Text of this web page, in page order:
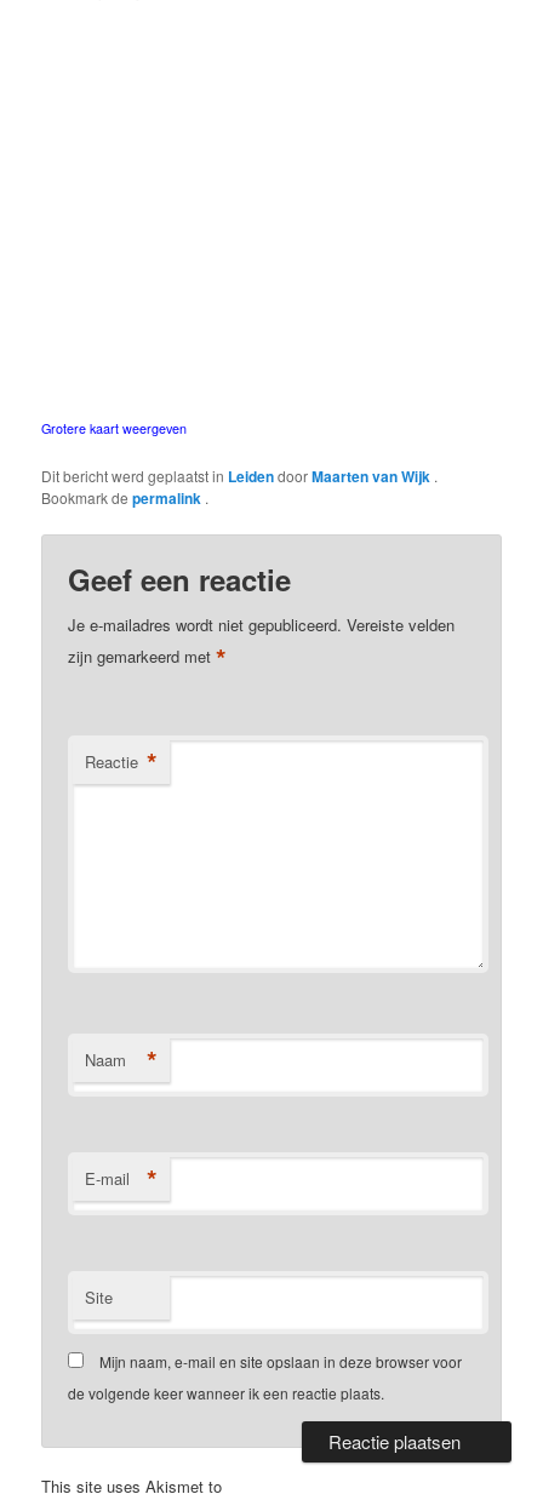
Grotere kaart weergeven
Dit bericht werd geplaatst in LeidendoorMaarten van Wijk .
Bookmark depermalink .
Geef een reactie
Je e-mailadres wordt niet gepubliceerd. Vereiste velden
zijn gemarkeerd met*
Reactie *
Naam *
E-mail *
Site
Mijn naam, e-mail en site opslaan in deze browser voor
de volgende keer wanneer ik een reactie plaats.
This site uses Akismet to